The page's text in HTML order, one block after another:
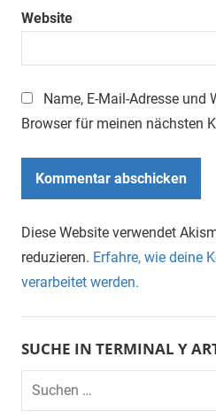
Website
Name, E-Mail-Adresse und
Browser für meinen nächsten
Diese Website verwendet
reduzieren. Erfahre, wie deine
verarbeitet werden.
SUCHE IN TERMINAL Y
Suchen
nach: